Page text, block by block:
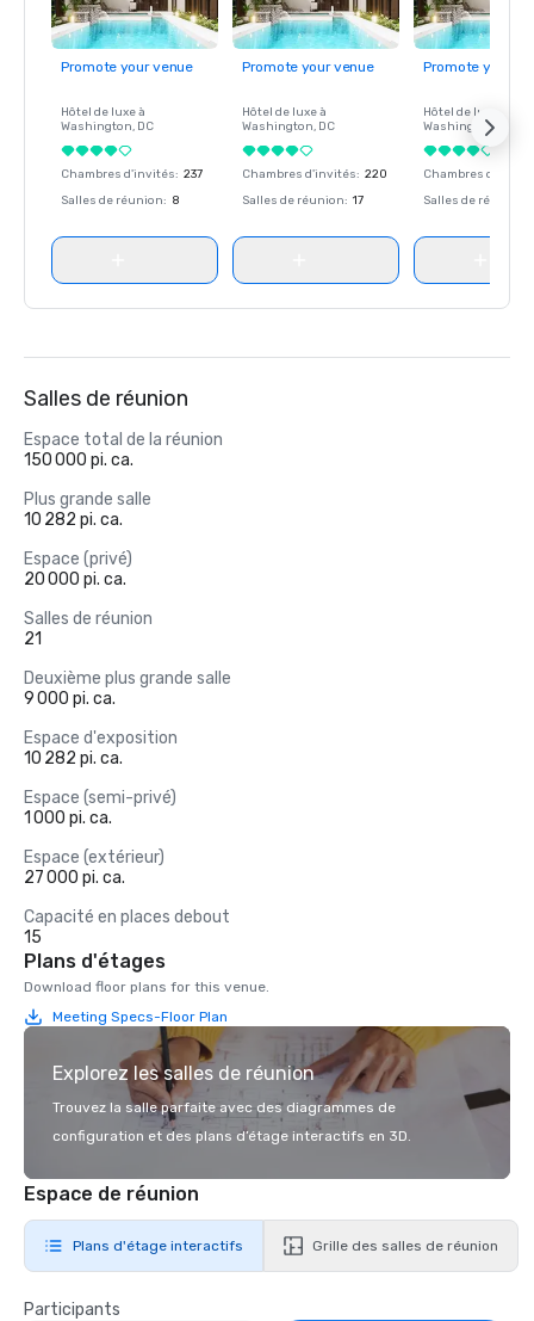
Promote your venue
Hôtel de luxe à
Washington, DC
Chambres d'invités: 237
Salles de réunion: 8
Promote your venue
Hôtel de luxe à
Washington, DC
Chambres d'invités: 220
Salles de réunion: 17
Promote your
Hôtel de luxe à
Washington
Chambres
Salles de réunion
Salles de réunion
Espace total de la réunion
150 000 pi. ca.
Plus grande salle
10 282 pi. ca.
Espace (privé)
20 000 pi. ca.
Salles de réunion
21
Deuxième plus grande salle
9 000 pi. ca.
Espace d'exposition
10 282 pi. ca.
Espace (semi-privé)
1 000 pi. ca.
Espace (extérieur)
27 000 pi. ca.
Capacité en places debout
15
Plans d'étages
Download floor plans for this venue.
Meeting Specs-Floor Plan
Explorez les salles de réunion
Trouvez la salle parfaite avec des diagrammes de
configuration et des plans d’étage interactifs en 3D.
Espace de réunion
Plans d'étage interactifs Grille des salles de réunion
Participants